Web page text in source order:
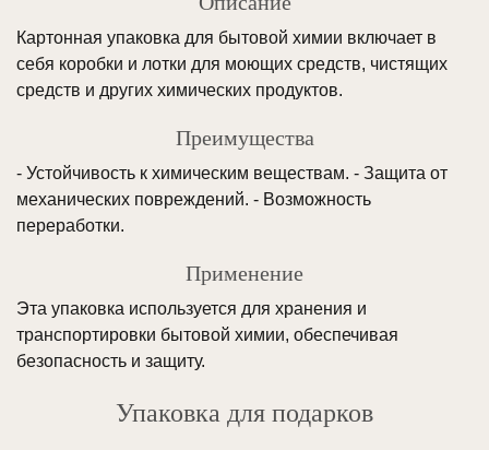
Картонная упаковка для бытовой химии включает в
себя коробки и лотки для моющих средств, чистящих
средств и других химических продуктов.
Преимущества
- Устойчивость к химическим веществам. - Защита от
механических повреждений. - Возможность
переработки.
Применение
Эта упаковка используется для хранения и
транспортировки бытовой химии, обеспечивая
безопасность и защиту.
Упаковка для подарков